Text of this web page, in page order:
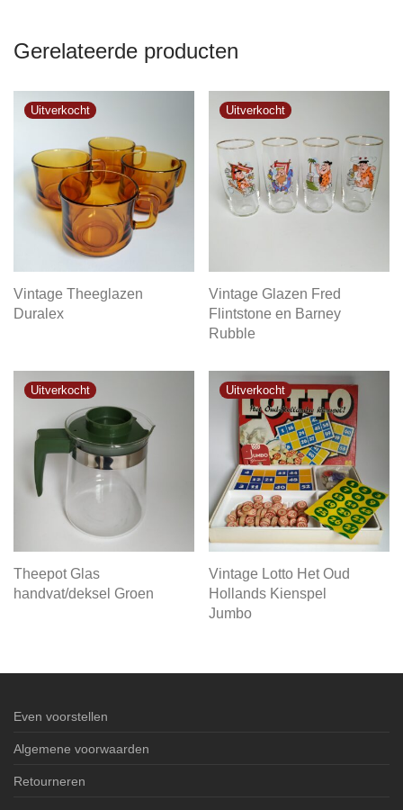
Gerelateerde producten
Vintage Theeglazen
Duralex
Vintage Glazen Fred
Flintstone en Barney
Rubble
Theepot Glas
handvat/deksel Groen
Vintage Lotto Het Oud
Hollands Kienspel
Jumbo
Even voorstellen
Algemene voorwaarden
Retourneren